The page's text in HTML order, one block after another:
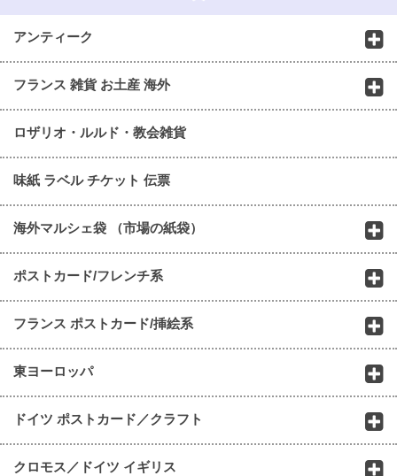
アンティーク
フランス 雑貨 お土産 海外
ロザリオ・ルルド・教会雑貨
味紙 ラベル チケット 伝票
海外マルシェ袋 （市場の紙袋）
ポストカード/フレンチ系
フランス ポストカード/挿絵系
東ヨーロッパ
ドイツ ポストカード／クラフト
クロモス／ドイツ イギリス